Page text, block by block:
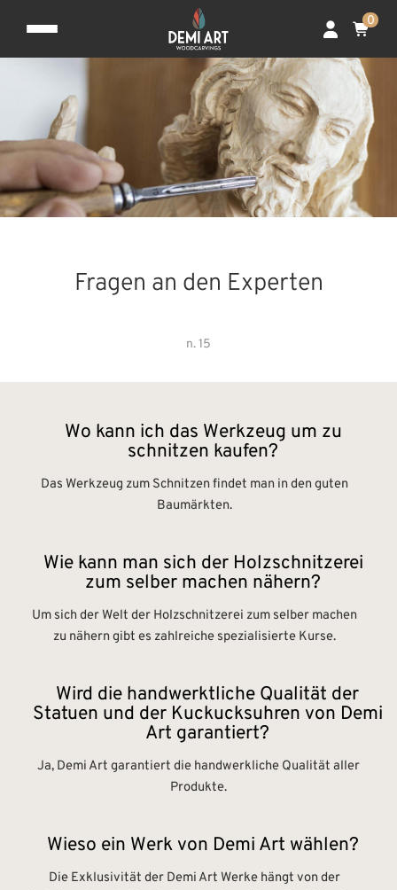
0
Fragen an den Experten
n. 15
Wo kann ich das Werkzeug um zu
schnitzen kaufen?
Das Werkzeug zum Schnitzen findet man in den guten
Baumärkten.
Wie kann man sich der Holzschnitzerei
zum selber machen nähern?
Um sich der Welt der Holzschnitzerei zum selber machen
zu nähern gibt es zahlreiche spezialisierte Kurse.
Wird die handwerktliche Qualität der
Statuen und der Kuckucksuhren von Demi
Art garantiert?
Ja, Demi Art garantiert die handwerkliche Qualität aller
Produkte.
Wieso ein Werk von Demi Art wählen?
Die Exklusivität der Demi Art Werke hängt von der